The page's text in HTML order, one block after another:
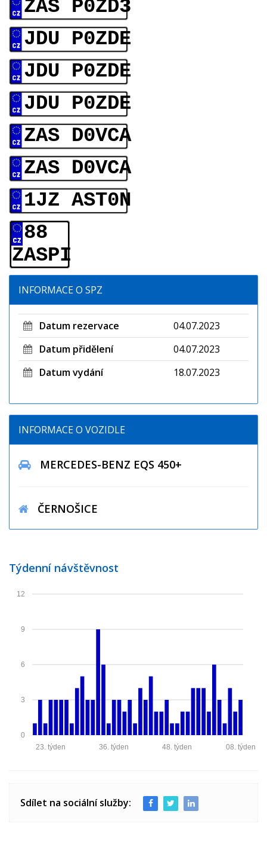
ZAS P0ZD3
JDU P0ZDE
JDU P0ZDE
JDU P0ZDE
ZAS D0VCA
ZAS D0VCA
1JZ AST0N
88
ZASPI
INFORMACE O SPZ
Datum rezervace
04.07.2023
Datum přidělení
04.07.2023
Datum vydání
18.07.2023
INFORMACE O VOZIDLE
MERCEDES-BENZ EQS 450+
ČERNOŠICE
Týdenní návštěvnost
0
3
6
9
12
08. týden
48. týden
36. týden
23. týden
Sdílet na sociální služby: